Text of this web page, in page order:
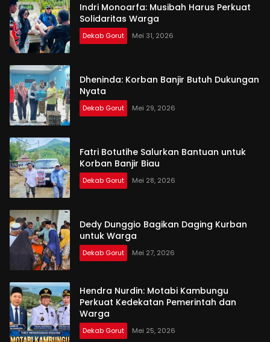
Indri Monoarfa: Musibah Harus Perkuat
Solidaritas Warga
Dekab Gorut Mei 31, 2026
Dheninda: Korban Banjir Butuh Dukungan
Nyata
Dekab Gorut Mei 29, 2026
Fatri Botutihe Salurkan Bantuan untuk
Korban Banjir Biau
Dekab Gorut Mei 28, 2026
Dedy Dunggio Bagikan Daging Kurban
untuk Warga
Dekab Gorut Mei 27, 2026
Hendra Nurdin: Motabi Kambungu
Perkuat Kedekatan Pemerintah dan
Warga
Dekab Gorut Mei 25, 2026